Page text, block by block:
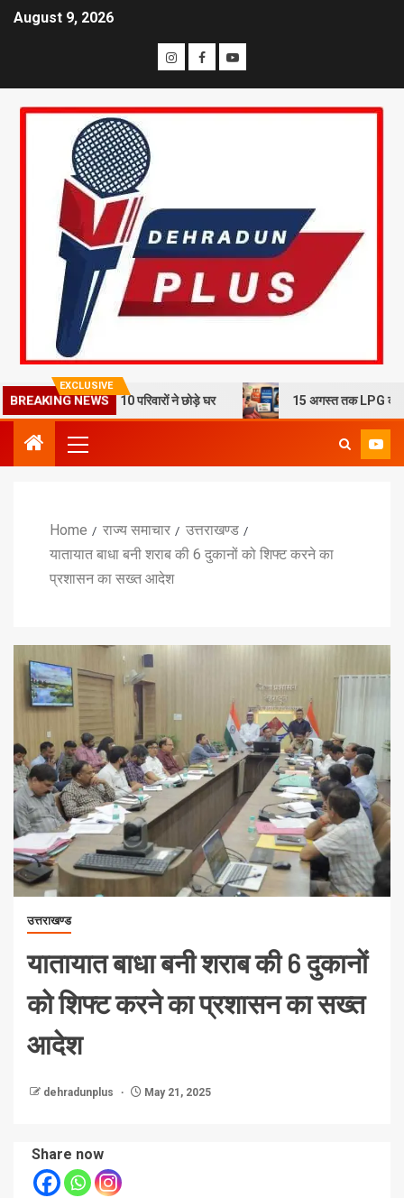
August 9, 2026
EXCLUSIVE
BREAKING NEWS
से दहशत, 10 परिवारों ने छोड़े घर 15 अगस्त तक LPG कनेक्शन की e-
Home राज्य समाचार
उत्तराखण्ड
यातायात बाधा बनी शराब की 6 दुकानों को शिफ्ट करने का
प्रशासन का सख्त आदेश
उत्तराखण्ड
यातायात बाधा बनी शराब की 6 दुकानों
को शिफ्ट करने का प्रशासन का सख्त
आदेश
dehradunplus May 21, 2025
Share now